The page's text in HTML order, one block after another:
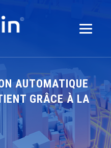
AUTOMATIQUE
GRÂCE À LA